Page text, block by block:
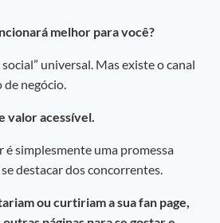
melhor para você?
universal. Mas existe o canal
negócio.
valor acessível.
é simplesmente uma promessa
destacar dos concorrentes.
ou curtiriam a sua fan page,